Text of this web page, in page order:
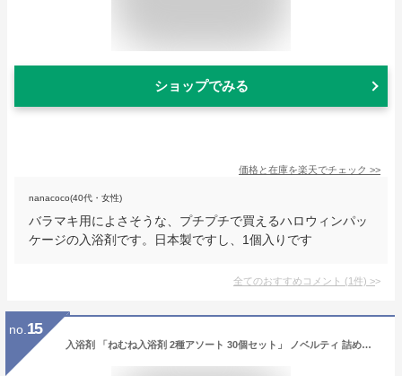
ショップでみる
価格と在庫を楽天でチェック >>
nanacoco(40代・女性)
バラマキ用によさそうな、プチプチで買えるハロウィンパッ
ケージの入浴剤です。日本製ですし、1個入りです
全てのおすすめコメント (1件) >
no. 15
入浴剤 「ねむね入浴剤 2種アソート 30個セット」 ノベルティ 詰め合わせ 個包装 セット アロマ 香り 癒し お風呂 バスグッズ 男性 女性